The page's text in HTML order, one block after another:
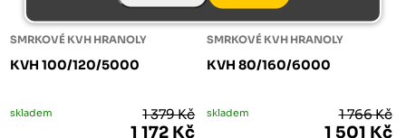
SMRKOVÉ KVH HRANOLY
KVH 100/120/5000
skladem 1 379 Kč
1 172 Kč
SMRKOVÉ KVH HRANOLY
KVH 80/160/6000
skladem 1 766 Kč
1 501 Kč